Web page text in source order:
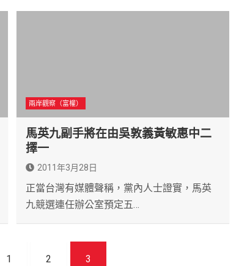
兩岸觀察（富權）
馬英九副手將在由吳敦義黃敏惠中二
擇一
2011年3月28日
正當台灣有媒體聲稱，黨內人士證實，馬英
九競選連任辦公室預定五…
1 2 3